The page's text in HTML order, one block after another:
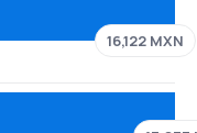
16,122 MXN